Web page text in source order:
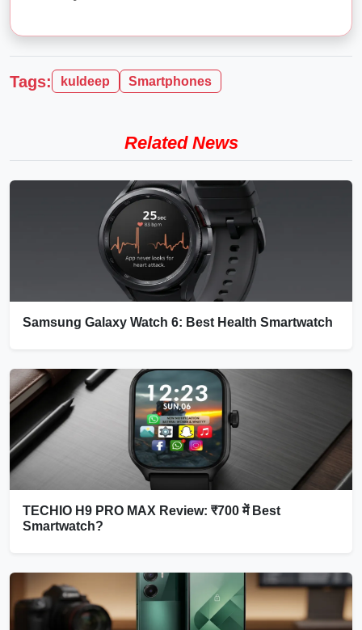
Tags: kuldeep Smartphones
Related News
Samsung Galaxy Watch 6: Best Health Smartwatch
TECHIO H9 PRO MAX Review: ₹700 में Best
Smartwatch?